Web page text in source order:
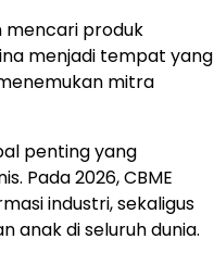
mencari produk
menjadi tempat yang
mitra
penting yang
Pada 2026, CBME
industri, sekaligus
anak di seluruh dunia.